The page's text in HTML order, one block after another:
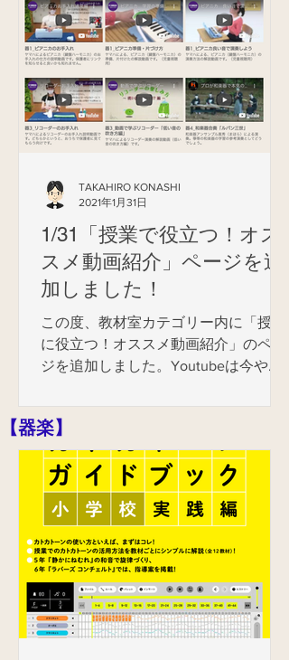
は〔共通事項〕が示す内容の存在に気
付...
1/31「授業で役立つ！オス
スメ動画紹介」ページを追
加しました！
この度、教材室カテゴリー内に「授業
に役立つ！オススメ動画紹介」のペー
ジを追加しました。Youtubeは今や文
ている動画の中には教材性の高い動画
も多く存在し、良識ある活用によって
音楽の授業でも様々な場面で教育...
TAKAHIRO KONASHI
2021年1月31日
​【器楽】